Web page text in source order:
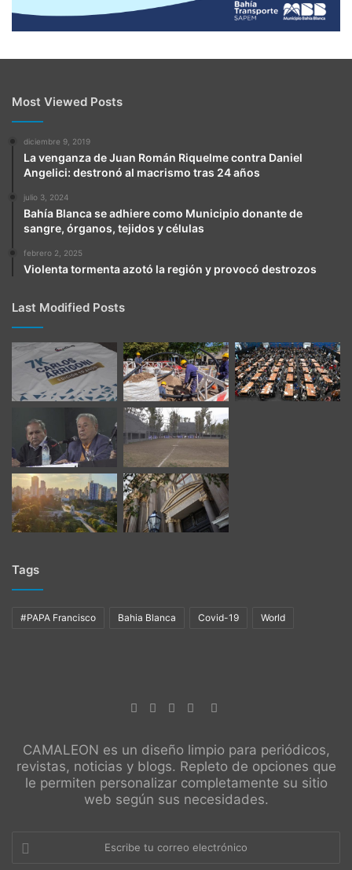
Most Viewed Posts
diciembre 9, 2019
La venganza de Juan Román Riquelme contra Daniel
Angelici: destronó al macrismo tras 24 años
julio 3, 2024
Bahía Blanca se adhiere como Municipio donante de
sangre, órganos, tejidos y células
febrero 2, 2025
Violenta tormenta azotó la región y provocó destrozos
Last Modified Posts
Tags
#PAPA Francisco Bahia Blanca Covid-19 World
CAMALEON es un diseño limpio para periódicos,
revistas, noticias y blogs. Repleto de opciones que
le permiten personalizar completamente su sitio
web según sus necesidades.
Escribe
tu